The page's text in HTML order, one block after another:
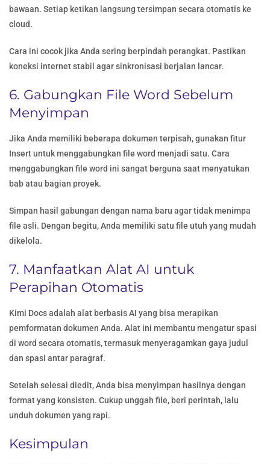
bawaan. Setiap ketikan langsung tersimpan secara otomatis ke
cloud.
Cara ini cocok jika Anda sering berpindah perangkat. Pastikan
koneksi internet stabil agar sinkronisasi berjalan lancar.
6. Gabungkan File Word Sebelum
Menyimpan
Jika Anda memiliki beberapa dokumen terpisah, gunakan fitur
Insert untuk menggabungkan file word menjadi satu. Cara
menggabungkan file word ini sangat berguna saat menyatukan
bab atau bagian proyek.
Simpan hasil gabungan dengan nama baru agar tidak menimpa
file asli. Dengan begitu, Anda memiliki satu file utuh yang mudah
dikelola.
7. Manfaatkan Alat AI untuk
Perapihan Otomatis
Kimi Docs adalah alat berbasis AI yang bisa merapikan
pemformatan dokumen Anda. Alat ini membantu mengatur spasi
di word secara otomatis, termasuk menyeragamkan gaya judul
dan spasi antar paragraf.
Setelah selesai diedit, Anda bisa menyimpan hasilnya dengan
format yang konsisten. Cukup unggah file, beri perintah, lalu
unduh dokumen yang rapi.
Kesimpulan